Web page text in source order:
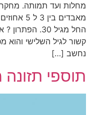
מחלות ועד תמותה.
מאבדים
החל מגיל 30.
קשור לגיל השלישי והוא
נחשב […]
תוספי